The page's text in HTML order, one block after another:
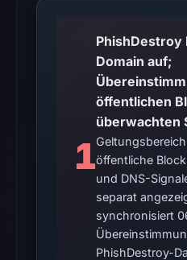
is
Other
No
were
1
PhishDestroy
Domain auf;
öffentlichen
überwachten
öffentliche
und DNS-
separat
synchronisiert
PhishDestroy-